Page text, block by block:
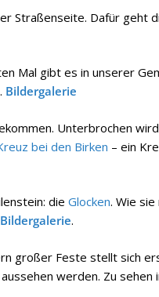
Straßenseite. Dafür geht
Mal gibt es in unserer
Bildergalerie
Unterbrochen
bei den Birken – ein
die Glocken. Wie
Bildergalerie.
großer Feste stellt sich
werden. Zu sehen